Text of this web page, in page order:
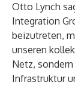
Otto Lynch
Integration
beizutreten,
unseren
Netz,
Infrastruktur